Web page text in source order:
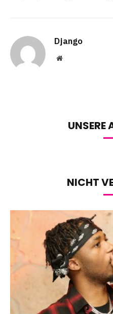
Django
Website
UNSERE
NICHT